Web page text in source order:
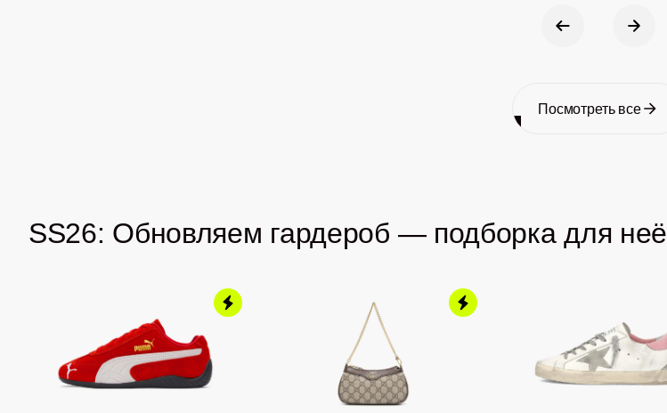
Посмотреть все
SS26: Обновляем гардероб — подборка для неё